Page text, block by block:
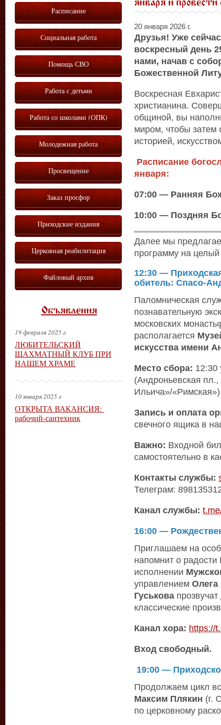
января и провести
20 января 2026 г.
Друзья! Уже
воскресный день
нами, начав с
Божественной
Воскресная
христианина.
общиной, вы
миром, чтобы затем
историей,
Расписание
января:
07:00 — Ранняя
10:00 — Поздняя
Далее мы
программу на
12:30 —
обитель: Спасо-
Паломническая
познавательную
московских
располагается
искусства имени
Место сбора: 12:30
(Андроньевская
Ильича»/
Запись и оплата
свечного ящика в
Важно: Входной
самостоятельно в
Контакты службы:
Телеграм:
Канал службы:
16:00 —
Приглашаем на
напомнит о
исполнении
управлением Олега
Гуськова
классические
Канал хора: https://
Вход свободный.
19:00 —
Продолжаем цикл
Максим Плякин (г.
по церковному
Расписание
Социальная работа
Помощь СВО
Работа с детьми
Работа со школами (ОПК)
Молодежная работа
Просвещение
Заказ просфор
Приходские издания
Церковная реабилитация
Файловый архив
Объявления
19 февраля 2025 г.
ЛЮБИТЕЛЬСКИЙ
ШАХМАТНЫЙ КЛУБ ПРИ
НАШЕМ ХРАМЕ
10 января 2025 г.
ОТКРЫТА ВАКАНСИЯ:
рабочий-сантехник